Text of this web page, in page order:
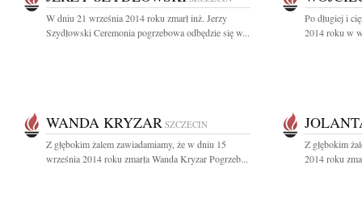
W dniu 21 września 2014 roku zmarł inż. Jerzy
Szydłowski Ceremonia pogrzebowa odbędzie się w...
Po długiej i
2014 roku w
WANDA KRYZAR SZCZECIN
Z głębokim żalem zawiadamiamy, że w dniu 15
września 2014 roku zmarła Wanda Kryzar Pogrzeb...
Z głębokim
2014 roku